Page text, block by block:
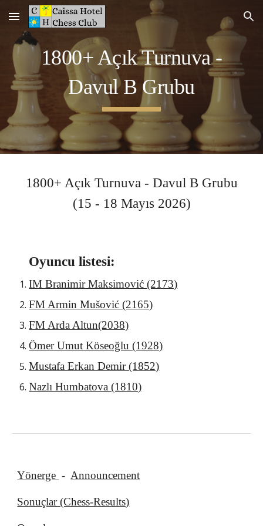
Skip to main content Skip to navigation
1800+ Açık Turnuva -
Davul BGrubu
1800+ Açık Turnuva - Davul B Grubu
(15 - 18 Mayıs 2026)
Oyuncu listesi:
IM Branimir Maksimović (2173)
FM Armin Mušović (2165)
FM Arda Altun(2038)
Ömer Umut Köseoğlu (1928)
Mustafa Erkan Demir (1852)
Nazlı Humbatova (1810)
Yönerge - Announcement
Sonuçlar (Chess-Results)